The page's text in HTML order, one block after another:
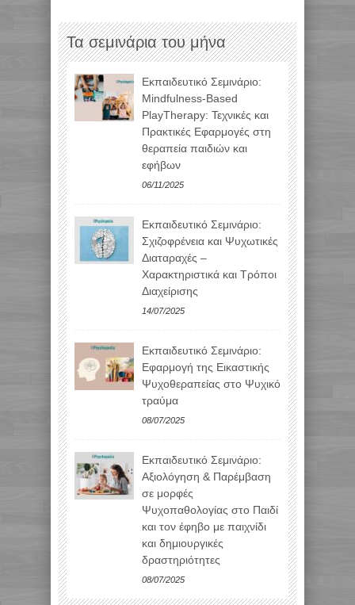
Τα σεμινάρια του μήνα
Εκπαιδευτικό Σεμινάριο:
Mindfulness-Based
PlayTherapy: Τεχνικές και
Πρακτικές Εφαρμογές στη
θεραπεία παιδιών και
εφήβων
06/11/2025
Εκπαιδευτικό Σεμινάριο:
Σχιζοφρένεια και Ψυχωτικές
Διαταραχές –
Χαρακτηριστικά και Τρόποι
Διαχείρισης
14/07/2025
Εκπαιδευτικό Σεμινάριο:
Εφαρμογή της Εικαστικής
Ψυχοθεραπείας στο Ψυχικό
τραύμα
08/07/2025
Εκπαιδευτικό Σεμινάριο:
Αξιολόγηση & Παρέμβαση
σε μορφές
Ψυχοπαθολογίας στο Παιδί
και τον έφηβο με παιχνίδι
και δημιουργικές
δραστηριότητες
08/07/2025